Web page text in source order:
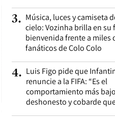
3. Música, luces y camiseta
cielo: Vozinha brilla en su
bienvenida frente a miles
fanáticos de Colo Colo
4. Luis Figo pide que
renuncie a la FIFA: “Es el
comportamiento más
deshonesto y cobarde